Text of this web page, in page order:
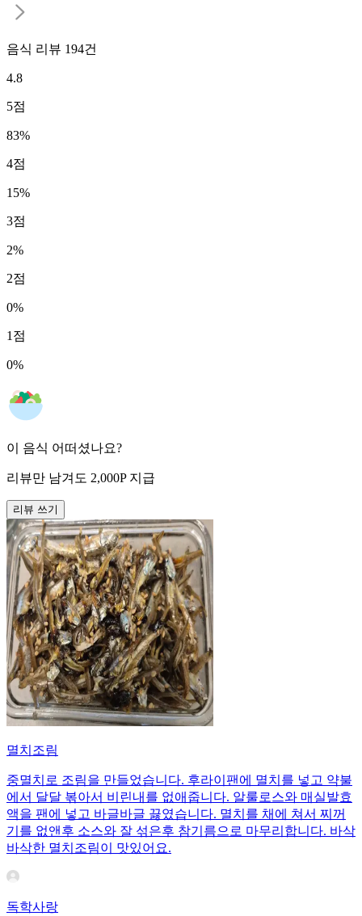
음식 리뷰 194건
4.8
5점
83%
4점
15%
3점
2%
2점
0%
1 점
0%
이 음식 어떠셨나요?
리뷰만 남겨도 2,000P 지급
리뷰 쓰기
멸치조림
중멸치로 조림을 만들었습니다. 후라이팬에 멸치를 넣고 약불
에서 달달 볶아서 비린내를 없애줍니다. 알룰로스와 매실발효
액을 팬에 넣고 바글바글 끓였습니다. 멸치를 채에 쳐서 찌꺼
기를 없앤후 소스와 잘 섞은후 참기름으로 마무리합니다. 바삭
바삭한 멸치조림이 맛있어요.
독학사랑